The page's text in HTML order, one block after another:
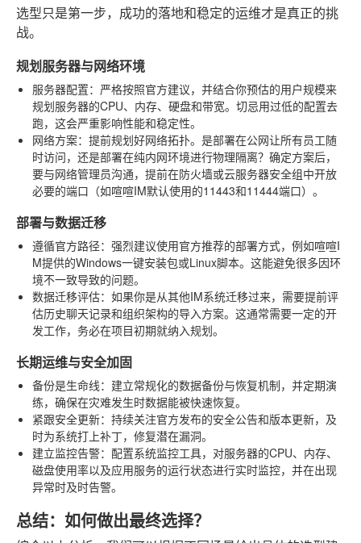
选型只是第一步，成功的落地和稳定的运维才是真正的挑
战。
规划服务器与网络环境
服务器配置：严格按照官方建议，并结合你预估的用户规模来
规划服务器的CPU、内存、硬盘和带宽。切忌用过低的配置去
跑，这会严重影响性能和稳定性。
网络方案：提前规划好网络拓扑。是部署在公网让所有员工随
时访问，还是部署在纯内网环境进行物理隔离？确定方案后，
要与网络管理员沟通，提前在防火墙或云服务器安全组中开放
必要的端口（如喧喧IM默认使用的11443和11444端口）。
部署与数据迁移
遵循官方路径：强烈建议使用官方推荐的部署方式，例如喧喧I
M提供的Windows一键安装包或Linux脚本。这能避免很多因环
境不一致导致的问题。
数据迁移评估：如果你是从其他IM系统迁移过来，需要提前评
估历史聊天记录和组织架构的导入方案。这通常需要一定的开
发工作，务必在项目初期就纳入规划。
长期运维与安全加固
备份是生命线：建立常规化的数据备份与恢复机制，并定期演
练，确保在灾难发生时数据能被快速恢复。
紧跟安全更新：持续关注官方发布的安全公告和版本更新，及
时为系统打上补丁，修复潜在漏洞。
建立监控告警：配置系统监控工具，对服务器的CPU、内存、
磁盘使用率以及应用服务的运行状态进行实时监控，并在出现
异常时及时告警。
总结：如何做出最终选择？